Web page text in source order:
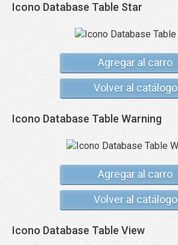
Icono Database Table Star
Agregar al carro
Volver al catálogo
Icono Database Table Warning
Agregar al carro
Volver al catálogo
Icono Database Table View